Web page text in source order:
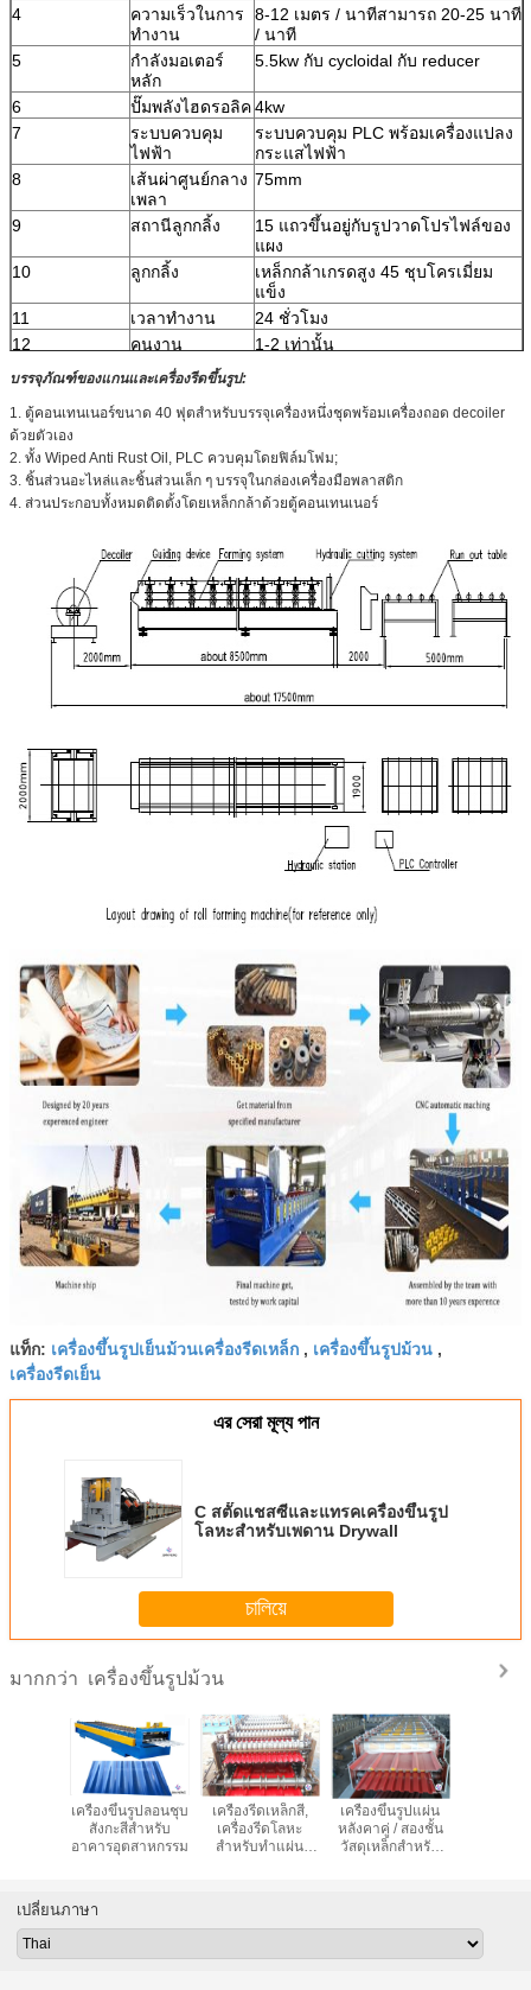
4
ความเร็วในการ
ทำงาน
8-12 เมตร / นาทีสามารถ 20-25 นาที
/ นาที
5
กำลังมอเตอร์
หลัก
5.5kw กับ cycloidal กับ reducer
6 ปั๊มพลังไฮดรอลิค4kw
7
ระบบควบคุม
ไฟฟ้า
ระบบควบคุม PLC พร้อมเครื่องแปลง
กระแสไฟฟ้า
8
เส้นผ่าศูนย์กลาง
เพลา
75mm
9 สถานีลูกกลิ้ง
15 แถวขึ้นอยู่กับรูปวาดโปรไฟล์ของ
แผง
10
ลูกกลิ้ง
เหล็กกล้าเกรดสูง 45 ชุบโครเมี่ยม
แข็ง
11
เวลาทำงาน
24 ชั่วโมง
12
คนงาน
1-2 เท่านั้น
13
ตัดหัววัสดุ
ต้องการ
15
16
ขนาดเครื่อง
7000mm * * * * * * * * 1500mm
1500mm
บรรจุภัณฑ์ของแกนและเครื่องรีดขึ้นรูป:
1. ตู้คอนเทนเนอร์ขนาด 40 ฟุตสำหรับบรรจุเครื่องหนึ่งชุดพร้อมเครื่องถอด decoiler
ด้วยตัวเอง
2. ทั้ง Wiped Anti Rust Oil, PLC ควบคุมโดยฟิล์มโฟม;
3. ชิ้นส่วนอะไหล่และชิ้นส่วนเล็ก ๆ บรรจุในกล่องเครื่องมือพลาสติก
4. ส่วนประกอบทั้งหมดติดตั้งโดยเหล็กกล้าด้วยตู้คอนเทนเนอร์
แท็ก: เครื่องขึ้นรูปเย็นม้วนเครื่องรีดเหล็ก , เครื่องขึ้นรูปม้วน ,
เครื่องรีดเย็น
এর সেরা মূল্য পান
C สตั๊ดแชสซีและแทรคเครื่องขึ้นรูป
โลหะสำหรับเพดาน Drywall
চালিয়ে
มากกว่า เครื่องขึ้นรูปม้วน
เครื่องขึ้นรูปลอนชุบ
สังกะสีสำหรับ
อาคารอุตสาหกรรม
เครื่องรีดเหล็กสี,
เครื่องรีดโลหะ
สำหรับทำแผ่น
เครื่องขึ้นรูปแผ่น
หลังคาคู่ / สองชั้น
วัสดุเหล็กสำหรับ
เปลี่ยนภาษา